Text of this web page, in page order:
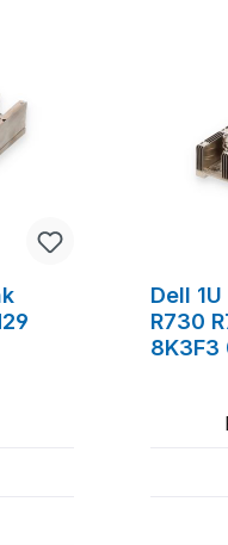
Dell
R730
8K3F3